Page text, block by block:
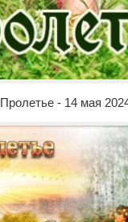
Пролетье - 14 мая